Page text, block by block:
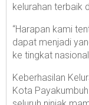
kelurahan terbaik
“Harapan kami
dapat menjadi
ke tingkat
Keberhasilan
Kota